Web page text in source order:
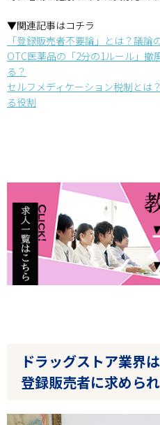
▼関連記事はコチラ
「登録販売者不要論」とは？議
OTC医薬品の「2分の1ルール」
る？
セルフメディケーション税制とは
る役割
ドラッグストア業界
登録販売者に求めら